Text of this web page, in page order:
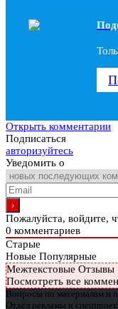
Открыть комментарии
Подписаться
авторизуйтесь
Уведомить о
Пожалуйста, войдите,
0 комментариев
Старые
Новые Популярные
Межтекстовые Отзывы
Посмотреть все
Вопросы по материалам и
Отдел рекламы и